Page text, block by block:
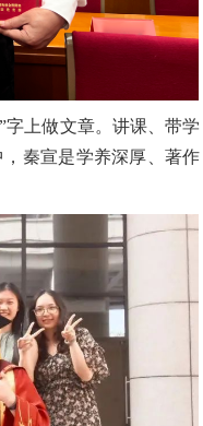
字上做文章。讲课、带学
秦宣是学养深厚、著作